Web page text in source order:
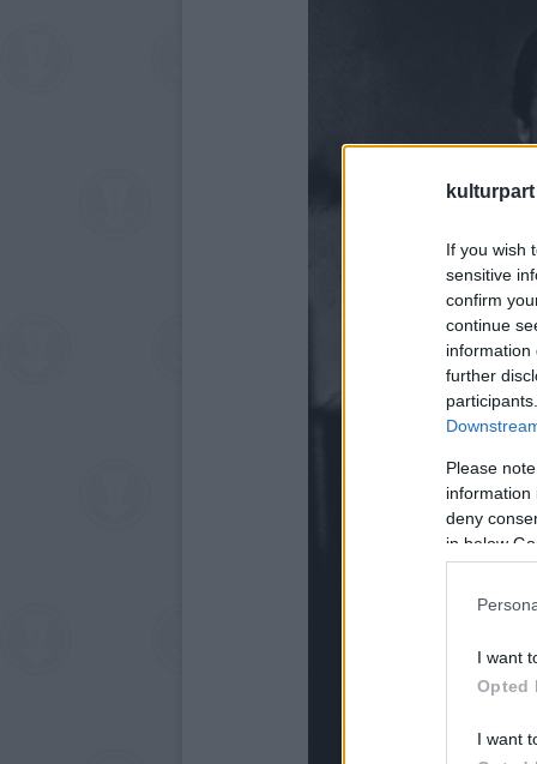
kulturpart
If you wish
sensitive
confirm
continue
information
further
Please
information
deny
in below
I want
Opted
I want